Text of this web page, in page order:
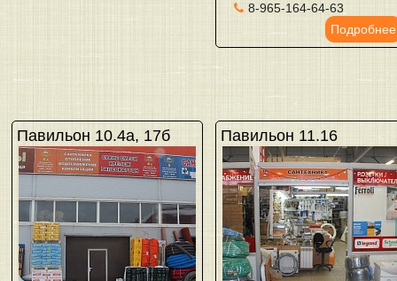
8-965-164-64-63
Подробнее
Павильон 10.4а, 17б Павильон 11.16